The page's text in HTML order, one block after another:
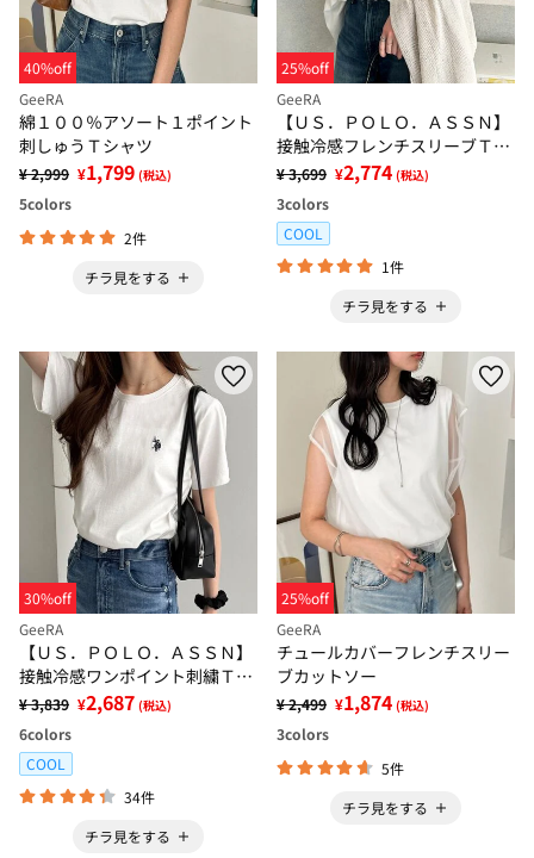
40%off
GeeRA
綿１００％アソート１ポイント
刺しゅうＴシャツ
¥ 2,999 ¥1,799 (税込)
5colors
2件
チラ見をする
25%off
GeeRA
【ＵＳ．ＰＯＬＯ．ＡＳＳＮ】
接触冷感フレンチスリーブＴシ
ャツ
¥ 3,699 ¥2,774 (税込)
3colors
COOL
1件
チラ見をする
30%off
GeeRA
【ＵＳ．ＰＯＬＯ．ＡＳＳＮ】
接触冷感ワンポイント刺繍Ｔシ
ャツ
¥ 3,839 ¥2,687 (税込)
6colors
COOL
34件
チラ見をする
25%off
GeeRA
チュールカバーフレンチスリー
ブカットソー
¥ 2,499 ¥1,874 (税込)
3colors
5件
チラ見をする